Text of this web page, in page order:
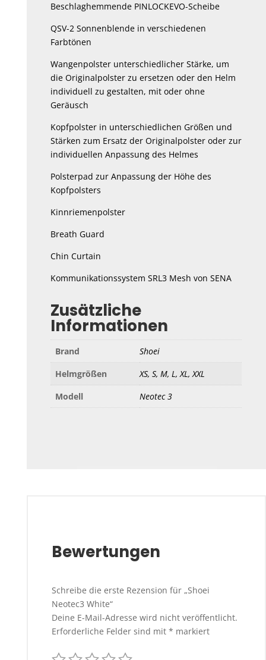
Beschlaghemmende PINLOCKEVO-Scheibe
QSV-2 Sonnenblende in verschiedenen
Farbtönen
Wangenpolster unterschiedlicher Stärke, um
die Originalpolster zu ersetzen oder den Helm
individuell zu gestalten, mit oder ohne
Geräusch
Kopfpolster in unterschiedlichen Größen und
Stärken zum Ersatz der Originalpolster oder zur
individuellen Anpassung des Helmes
Polsterpad zur Anpassung der Höhe des
Kopfpolsters
Kinnriemenpolster
Breath Guard
Chin Curtain
Kommunikationssystem SRL3 Mesh von SENA
Zusätzliche
Informationen
Brand
Shoei
Helmgrößen
XS, S, M, L, XL, XXL
Modell
Neotec 3
Bewertungen
Schreibe die erste Rezension für „Shoei
Neotec3 White“
Deine E-Mail-Adresse wird nicht veröffentlicht.
Erforderliche Felder sind mit * markiert